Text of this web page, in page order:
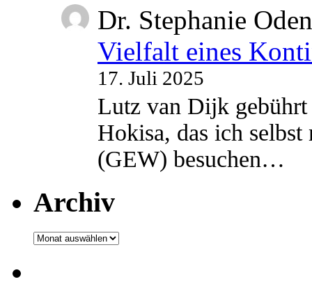
Dr. Stephanie
Vielfalt eines
17. Juli 2025
Lutz van Dijk
Hokisa, das ich
(GEW) besuchen…
Archiv
Archiv